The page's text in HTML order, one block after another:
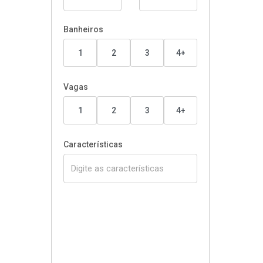
Banheiros
1 2 3 4+
Vagas
1 2 3 4+
Características